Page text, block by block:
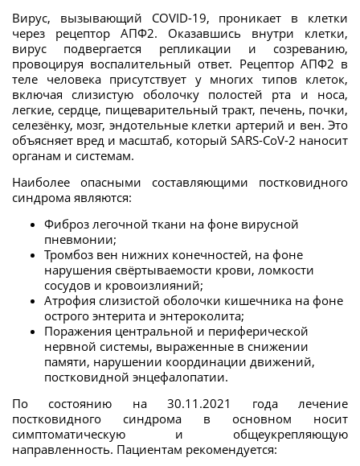
Вирус, вызывающий COVID-19, проникает в клетки
через рецептор АПФ2. Оказавшись внутри клетки,
вирус подвергается репликации и созреванию,
провоцируя воспалительный ответ. Рецептор АПФ2 в
теле человека присутствует у многих типов клеток,
включая слизистую оболочку полостей рта и носа,
легкие, сердце, пищеварительный тракт, печень, почки,
селезёнку, мозг, эндотельные клетки артерий и вен. Это
объясняет вред и масштаб, который SARS-CoV-2 наносит
органам и системам.
Наиболее опасными составляющими постковидного
синдрома являются:
Фиброз легочной ткани на фоне вирусной
пневмонии;
Тромбоз вен нижних конечностей, на фоне
нарушения свёртываемости крови, ломкости
сосудов и кровоизлияний;
Атрофия слизистой оболочки кишечника на фоне
острого энтерита и энтероколита;
Поражения центральной и периферической
нервной системы, выраженные в снижении
памяти, нарушении координации движений,
постковидной энцефалопатии.
По состоянию на 30.11.2021 года лечение
постковидного синдрома в основном носит
симптоматическую и общеукрепляющую
направленность. Пациентам рекомендуется: